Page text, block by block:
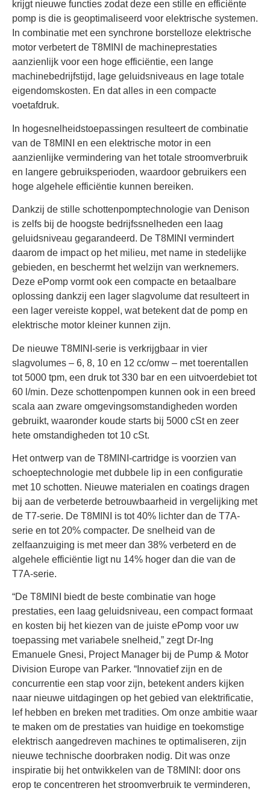
krijgt nieuwe functies zodat deze een stille en efficiënte
pomp is die is geoptimaliseerd voor elektrische systemen.
In combinatie met een synchrone borstelloze elektrische
motor verbetert de T8MINI de machineprestaties
aanzienlijk voor een hoge efficiëntie, een lange
machinebedrijfstijd, lage geluidsniveaus en lage totale
eigendomskosten. En dat alles in een compacte
voetafdruk.
In hogesnelheidstoepassingen resulteert de combinatie
van de T8MINI en een elektrische motor in een
aanzienlijke vermindering van het totale stroomverbruik
en langere gebruiksperioden, waardoor gebruikers een
hoge algehele efficiëntie kunnen bereiken.
Dankzij de stille schottenpomptechnologie van Denison
is zelfs bij de hoogste bedrijfssnelheden een laag
geluidsniveau gegarandeerd. De T8MINI vermindert
daarom de impact op het milieu, met name in stedelijke
gebieden, en beschermt het welzijn van werknemers.
Deze ePomp vormt ook een compacte en betaalbare
oplossing dankzij een lager slagvolume dat resulteert in
een lager vereiste koppel, wat betekent dat de pomp en
elektrische motor kleiner kunnen zijn.
De nieuwe T8MINI-serie is verkrijgbaar in vier
slagvolumes – 6, 8, 10 en 12 cc/omw – met toerentallen
tot 5000 tpm, een druk tot 330 bar en een uitvoerdebiet tot
60 l/min. Deze schottenpompen kunnen ook in een breed
scala aan zware omgevingsomstandigheden worden
gebruikt, waaronder koude starts bij 5000 cSt en zeer
hete omstandigheden tot 10 cSt.
Het ontwerp van de T8MINI-cartridge is voorzien van
schoeptechnologie met dubbele lip in een configuratie
met 10 schotten. Nieuwe materialen en coatings dragen
bij aan de verbeterde betrouwbaarheid in vergelijking met
de T7-serie. De T8MINI is tot 40% lichter dan de T7A-
serie en tot 20% compacter. De snelheid van de
zelfaanzuiging is met meer dan 38% verbeterd en de
algehele efficiëntie ligt nu 14% hoger dan die van de
T7A-serie.
“De T8MINI biedt de beste combinatie van hoge
prestaties, een laag geluidsniveau, een compact formaat
en kosten bij het kiezen van de juiste ePomp voor uw
toepassing met variabele snelheid,” zegt Dr-Ing
Emanuele Gnesi, Project Manager bij de Pump & Motor
Division Europe van Parker. “Innovatief zijn en de
concurrentie een stap voor zijn, betekent anders kijken
naar nieuwe uitdagingen op het gebied van elektrificatie,
lef hebben en breken met tradities. Om onze ambitie waar
te maken om de prestaties van huidige en toekomstige
elektrisch aangedreven machines te optimaliseren, zijn
nieuwe technische doorbraken nodig. Dit was onze
inspiratie bij het ontwikkelen van de T8MINI: door ons
erop te concentreren het stroomverbruik te verminderen,